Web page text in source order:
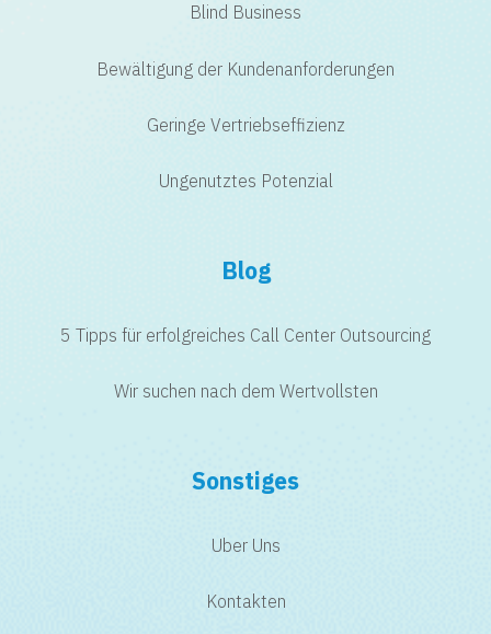
Blind Business
Bewältigung der Kundenanforderungen
Geringe Vertriebseffizienz
Ungenutztes Potenzial
Blog
5 Tipps für erfolgreiches Call Center Outsourcing
Wir suchen nach dem Wertvollsten
Sonstiges
Uber Uns
Kontakten